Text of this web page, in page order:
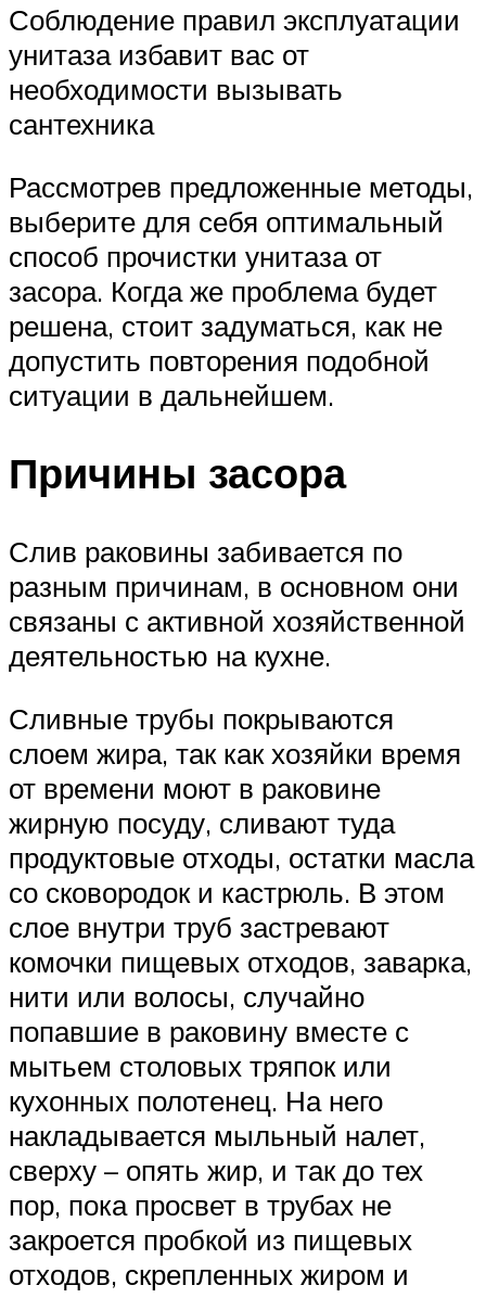
Соблюдение правил эксплуатации
унитаза избавит вас от
необходимости вызывать
сантехника
Рассмотрев предложенные методы,
выберите для себя оптимальный
способ прочистки унитаза от
засора. Когда же проблема будет
решена, стоит задуматься, как не
допустить повторения подобной
ситуации в дальнейшем.
Причины засора
Слив раковины забивается по
разным причинам, в основном они
связаны с активной хозяйственной
деятельностью на кухне.
Сливные трубы покрываются
слоем жира, так как хозяйки время
от времени моют в раковине
жирную посуду, сливают туда
продуктовые отходы, остатки масла
со сковородок и кастрюль. В этом
слое внутри труб застревают
комочки пищевых отходов, заварка,
нити или волосы, случайно
попавшие в раковину вместе с
мытьем столовых тряпок или
кухонных полотенец. На него
накладывается мыльный налет,
сверху – опять жир, и так до тех
пор, пока просвет в трубах не
закроется пробкой из пищевых
отходов, скрепленных жиром и